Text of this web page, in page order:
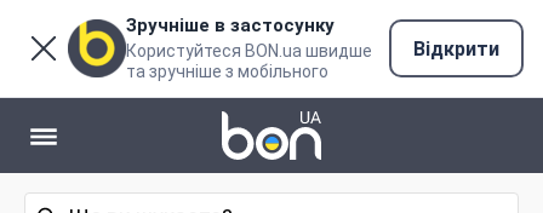
Зручніше в застосунку
Користуйтеся BON.ua швидше
та зручніше з мобільного
Відкрити